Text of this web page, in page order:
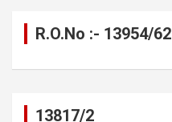
R.O.No :- 13954/62
13817/2